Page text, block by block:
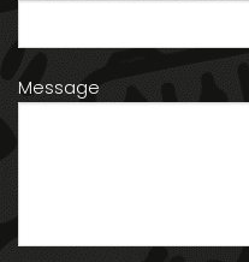
Message